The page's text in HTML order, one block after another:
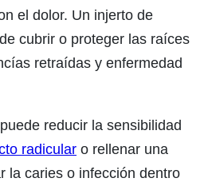
el dolor. Un injerto de
cubrir o proteger las raíces
retraídas y enfermedad
reducir la sensibilidad
radicular o rellenar una
la caries o infección dentro